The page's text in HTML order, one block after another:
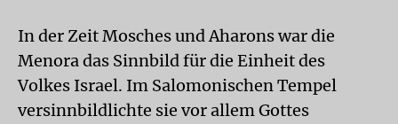
In der Zeit Mosches und Aharons war die
Menora das Sinnbild für die Einheit des
Volkes Israel. Im Salomonischen Tempel
versinnbildlichte sie vor allem Gottes